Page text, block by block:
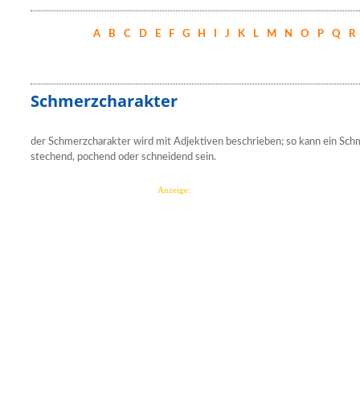
A B C D E F G H J K L M N O P Q R
Schmerzcharakter
der Schmerzcharakter wird mit Adjektiven beschrieben; so kann ein
stechend, pochend oder schneidend sein.
Anzeige: